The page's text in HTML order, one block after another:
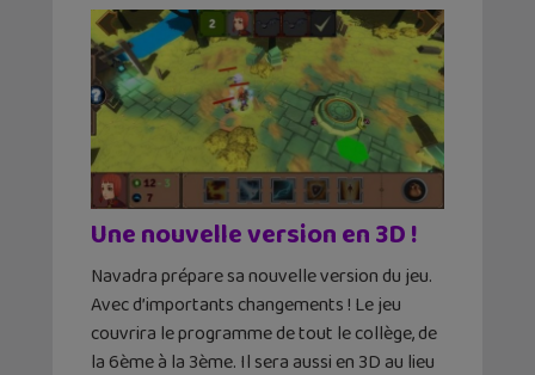
Une nouvelle version en 3D !
Navadra prépare sa nouvelle version du jeu.
Avec d’importants changements ! Le jeu
couvrira le programme de tout le collège, de
la 6ème à la 3ème. Il sera aussi en 3D au lieu